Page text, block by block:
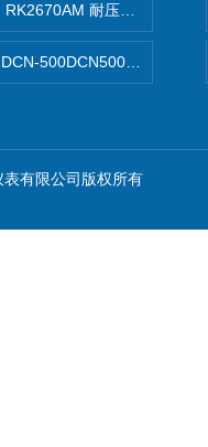
RK2670AM 耐压测试仪
DCN-500DCN500资料收集器
有限公司版权所有